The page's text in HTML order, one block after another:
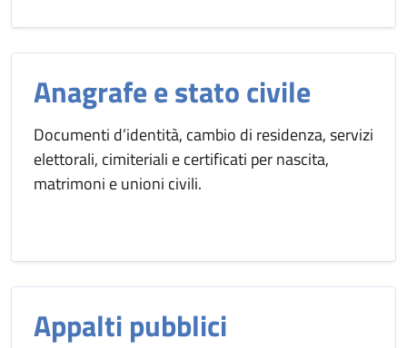
Anagrafe e stato civile
Documenti d’identità, cambio di residenza, servizi
elettorali, cimiteriali e certificati per nascita,
matrimoni e unioni civili.
Appalti pubblici